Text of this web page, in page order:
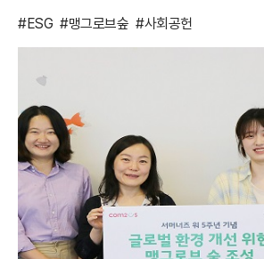
#ESG #맹그로브숲 #사회공헌